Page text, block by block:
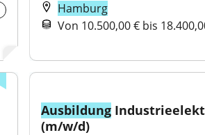
Hamburg
Von 10.500,00 € bis
Ausbildung
(m/w/d)